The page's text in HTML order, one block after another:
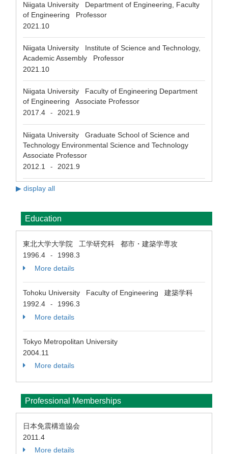
Niigata University Department of Engineering, Faculty
of Engineering Professor
2021.10
Niigata University Institute of Science and Technology,
Academic Assembly Professor
2021.10
Niigata University Faculty of Engineering Department
of Engineering Associate Professor
2017.4
- 2021.9
Niigata University Graduate School of Science and
Technology Environmental Science and Technology
Associate Professor
2012.1
- 2021.9
▶ display all
Education
東北大学大学院 工学研究科 都市・建築学専攻
1996.4
-
1998.3
More details
Tohoku University Faculty of Engineering 建築学科
1992.4
-
1996.3
More details
Tokyo Metropolitan University
2004.11
More details
Professional Memberships
日本免震構造協会
2011.4
More details